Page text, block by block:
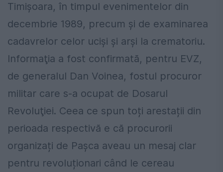
Timişoara, în timpul evenimentelor din
decembrie 1989, precum şi de examinarea
cadavrelor celor ucişi şi arşi la crematoriu.
Informaţia a fost confirmată, pentru EVZ,
de generalul Dan Voinea, fostul procuror
militar care s-a ocupat de Dosarul
Revoluţiei. Ceea ce spun toți arestații din
perioada respectivă e că procurorii
organizați de Pașca aveau un mesaj clar
pentru revoluționari când le cereau